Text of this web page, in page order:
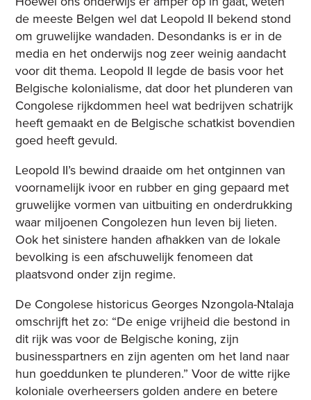
de meeste Belgen wel dat Leopold II bekend stond
om gruwelijke wandaden. Desondanks is er in de
media en het onderwijs nog zeer weinig aandacht
voor dit thema. Leopold II legde de basis voor het
Belgische kolonialisme, dat door het plunderen van
Congolese rijkdommen heel wat bedrijven schatrijk
heeft gemaakt en de Belgische schatkist bovendien
goed heeft gevuld.
Leopold II’s bewind draaide om het ontginnen van
voornamelijk ivoor en rubber en ging gepaard met
gruwelijke vormen van uitbuiting en onderdrukking
waar miljoenen Congolezen hun leven bij lieten.
Ook het sinistere handen afhakken van de lokale
bevolking is een afschuwelijk fenomeen dat
plaatsvond onder zijn regime.
De Congolese historicus Georges Nzongola-Ntalaja
omschrijft het zo: “De enige vrijheid die bestond in
dit rijk was voor de Belgische koning, zijn
businesspartners en zijn agenten om het land naar
hun goeddunken te plunderen.” Voor de witte rijke
koloniale overheersers golden andere en betere